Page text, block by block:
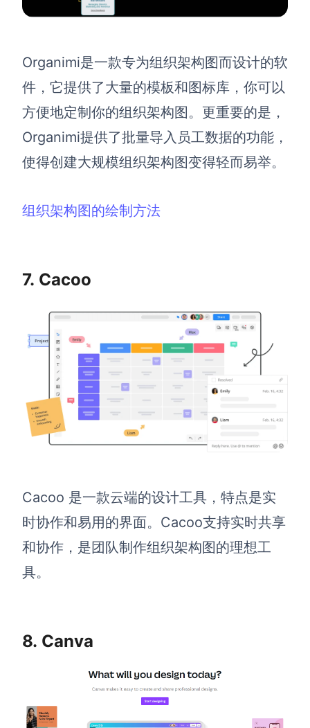
Organimi是一款专为组织架构图而设计的软
件，它提供了大量的模板和图标库，你可以
方便地定制你的组织架构图。更重要的是，
Organimi提供了批量导入员工数据的功能，
使得创建大规模组织架构图变得轻而易举。
组织架构图的绘制方法
7. Cacoo
Cacoo 是一款云端的设计工具，特点是实
时协作和易用的界面。Cacoo支持实时共享
和协作，是团队制作组织架构图的理想工
具。
8. Canva